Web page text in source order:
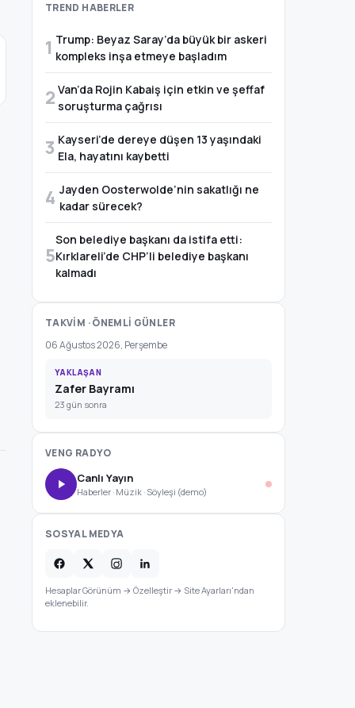
TREND HABERLER
1 Trump: Beyaz Saray’da büyük bir askeri
kompleks inşa etmeye başladım
2 Van’da Rojin Kabaiş için etkin ve şeffaf
soruşturma çağrısı
3 Kayseri’de dereye düşen 13 yaşındaki
Ela, hayatını kaybetti
4 Jayden Oosterwolde’nin sakatlığı ne
kadar sürecek?
5
Son belediye başkanı da istifa etti:
Kırklareli’de CHP’li belediye başkanı
kalmadı
TAKVİM · ÖNEMLİ GÜNLER
06 Ağustos 2026, Perşembe
YAKLAŞAN
Zafer Bayramı
23 gün sonra
VENG RADYO
Canlı Yayın
Haberler · Müzik · Söyleşi (demo)
SOSYAL MEDYA
Hesaplar Görünüm → Özelleştir → Site Ayarları'ndan
eklenebilir.